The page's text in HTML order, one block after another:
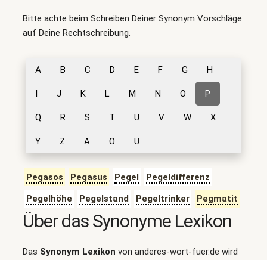
Bitte achte beim Schreiben Deiner Synonym Vorschläge
auf Deine Rechtschreibung.
A B C D E F G H
I J K L M N O P
Q R S T U V W X
Y Z Ä Ö Ü
Pegasos Pegasus Pegel
Pegeldifferenz
Pegelhöhe
Pegelstand Pegeltrinker Pegmatit
Über das Synonyme Lexikon
Das Synonym Lexikon von anderes-wort-fuer.de wird